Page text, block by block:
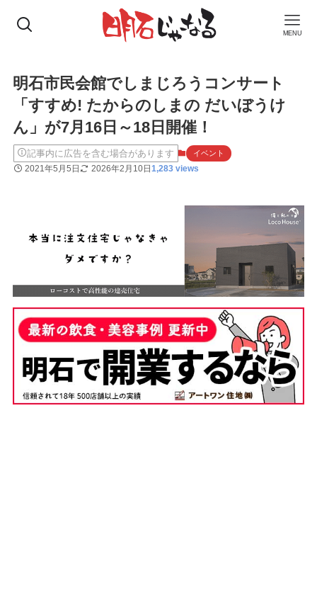
MENU
明石市民会館でしまじろうコンサート
「すすめ! たからのしまの だいぼうけ
ん」が7月16日～18日開催！
記事内に広告を含む場合があります イベント
2021年5月5日 2026年2月10日1,283 views